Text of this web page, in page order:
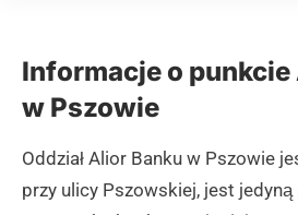
Informacje o punkcie
w Pszowie
Oddział Alior Banku w Pszowie
przy ulicy Pszowskiej, jest